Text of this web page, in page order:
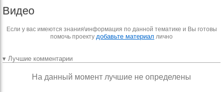
Видео
Если у вас имеются знания\информация по данной тематике и Вы готовы
помочь проекту добавьте материал лично
▾ Лучшие комментарии
На данный момент лучшие не определены